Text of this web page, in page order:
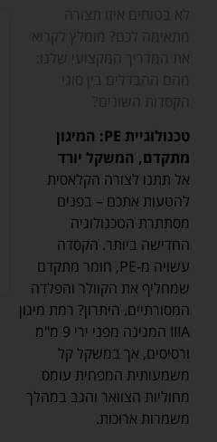
לא בטוחים איזו תצורה
מתאימה לכם? מומלץ לקרוא
את המדריך המקצועי שלנו:
מהם ההבדלים בין סוגי
הקסדות השונים?
טכנולוגיית PE: המיגון
מתקדם, המשקל יורד
אל תתנו לצורה הקלאסית
להטעות אתכם – בפנים
מסתתרת הטכנולוגיה
החדישה ביותר. הקסדה
עשויה מ-PE, חומר מתקדם
שמחליף את הקוולר והפלדה
המסורתיים. היתרון? רמת מיגון
IIIA המגינה מפני ירי 9 מ"מ
ורסיסים, אך במשקל קל
משמעותית המפחית עומס
מחוליות הצוואר והגב במהלך
משמרות ארוכות.